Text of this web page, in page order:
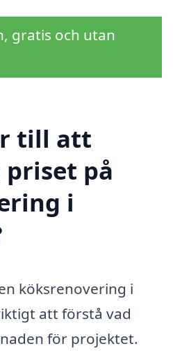
gratis och utan
till att
på
i
köksrenovering i
att förstå vad
för projektet.